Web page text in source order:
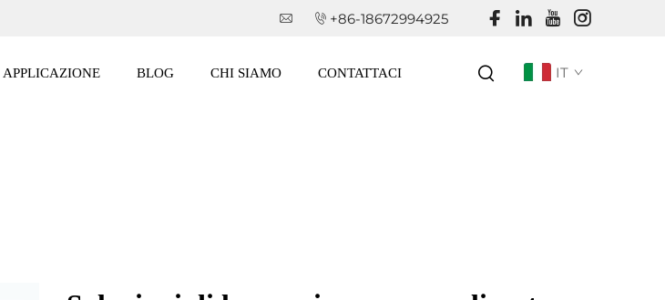
+86-18672994925
APPLICAZIONE BLOG CHI SIAMO CONTATTACI IT